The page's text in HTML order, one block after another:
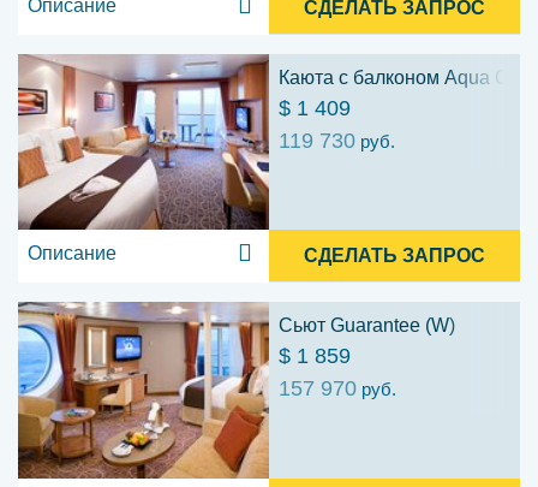
Описание СДЕЛАТЬ ЗАПРОС
Каюта с балконом Aqua
$ 1 409
119 730 руб.
Описание СДЕЛАТЬ ЗАПРОС
Сьют Guarantee (W)
$ 1 859
157 970 руб.